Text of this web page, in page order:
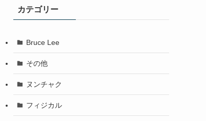
カテゴリー
Bruce Lee
その他
ヌンチャク
フィジカル